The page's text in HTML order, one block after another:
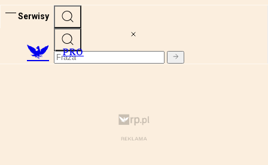
Serwisy
PRO